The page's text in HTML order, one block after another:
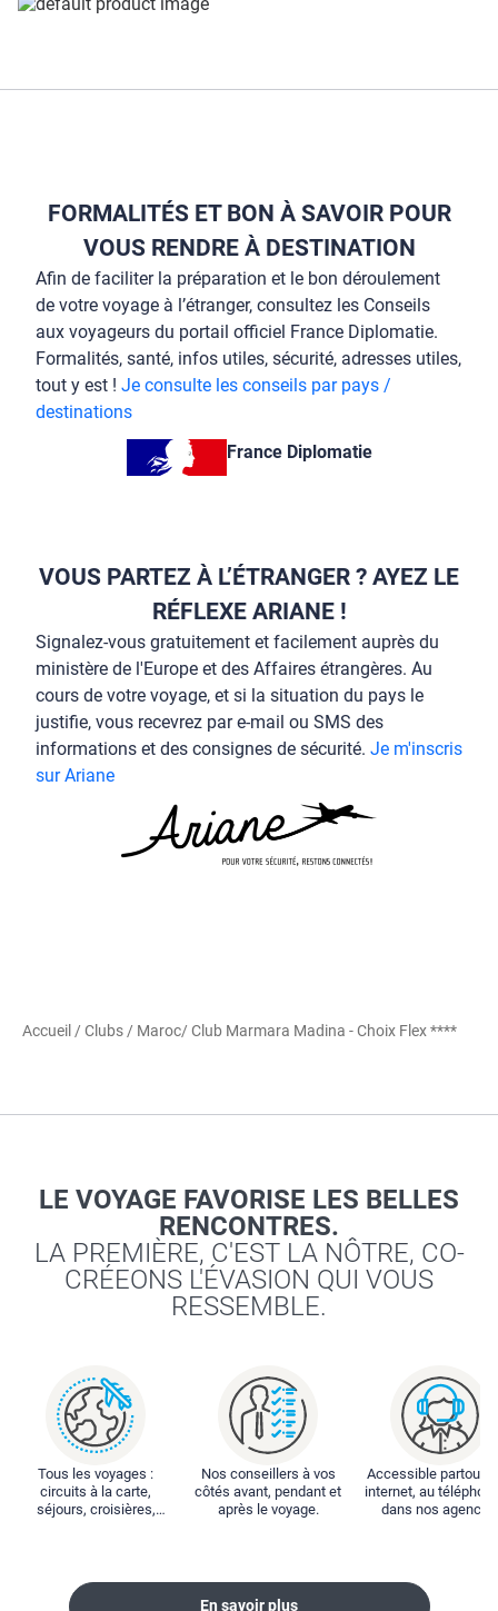
FORMALITÉS ET BON À SAVOIR POUR
VOUS RENDRE À DESTINATION
Afin de faciliter la préparation et le bon déroulement
de votre voyage à l’étranger, consultez les Conseils
aux voyageurs du portail officiel France Diplomatie.
Formalités, santé, infos utiles, sécurité, adresses utiles,
tout y est ! Je consulte les conseils par pays /
destinations
France Diplomatie
VOUS PARTEZ À L’ÉTRANGER ? AYEZ LE
RÉFLEXE ARIANE !
Signalez-vous gratuitement et facilement auprès du
ministère de l'Europe et des Affaires étrangères. Au
cours de votre voyage, et si la situation du pays le
justifie, vous recevrez par e-mail ou SMS des
informations et des consignes de sécurité. Je m'inscris
sur Ariane
Accueil /Clubs / Maroc/ Club Marmara Madina - Choix Flex ****
LE VOYAGE FAVORISE LES BELLES
RENCONTRES.
LA PREMIÈRE, C'EST LA NÔTRE, CO-
CRÉEONS L'ÉVASION QUI VOUS
RESSEMBLE.
Tous les voyages :
circuits à la carte,
séjours, croisières,
Nos conseillers à vos
côtés avant, pendant et
après le voyage.
Accessible partout :
internet, au
dans nos
En savoir plus